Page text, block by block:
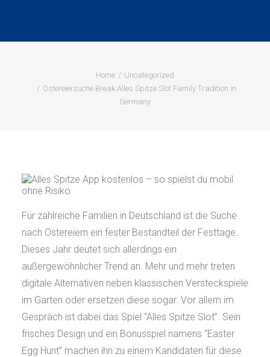
Home
Uncategorized
Ostereiersuche Break Alles Spitze Slot Family Tradition in
Germany
Für zahlreiche Familien in Deutschland ist die Suche
nach Ostereiern ein fester Bestandteil der Festtage.
Dieses Jahr deutet sich allerdings ein
außergewöhnlicher Trend an. Mehr und mehr treten
digitale Alternativen neben klassischen Versteckspiele
im Garten oder ersetzen diese sogar. Vor allem im
Gespräch ist dabei das Spiel “Alles Spitze Slot”. Sein
frisches Design und ein Bonusspiel namens “Easter
Egg Hunt” machen ihn zu einem Kandidaten für diese